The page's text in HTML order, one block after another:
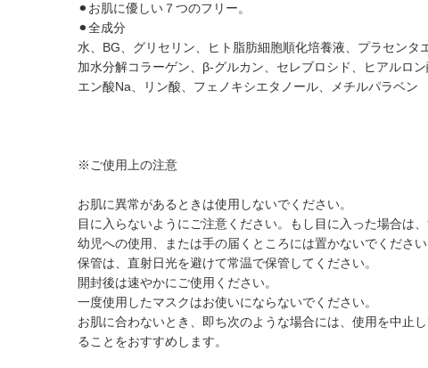
⚫︎お肌に優しい７つのフリー。
⚫︎全成分
水、BG、グリセリン、ヒト脂肪細胞順化培養液、プラセン
加水分解コラーゲン、β-グルカン、セレブロシド、ヒアルロ
エン酸Na、リン酸、フェノキシエタノール、メチルパラベン
※ご使用上の注意
お肌に異常があるときは使用しないでください。
目に入らないようにご注意ください。もし目に入った場合は
幼児への使用、または手の届くところには置かないでください
保管は、直射日光を避けて常温で保管してください。
開封後は速やかにご使用ください。
一度使用したマスクはお使いにならないでください。
お肌に合わないとき、即ち次のような場合には、使用を中止
ることをおすすめします。